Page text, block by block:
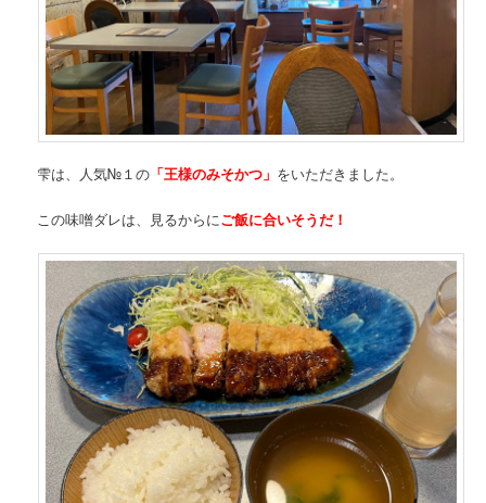
雫は、人気№１の 「王様のみそかつ」 をいただきました。
この味噌ダレは、見るからにご飯に合いそうだ！